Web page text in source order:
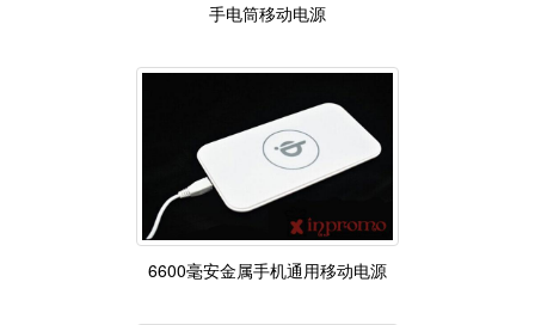
手电筒移动电源
6600毫安金属手机通用移动电源